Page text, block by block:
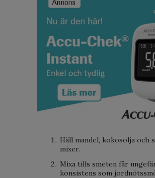
Häll mandel, kokosolja och
mixer.
Mixa tills smeten får
konsistens som